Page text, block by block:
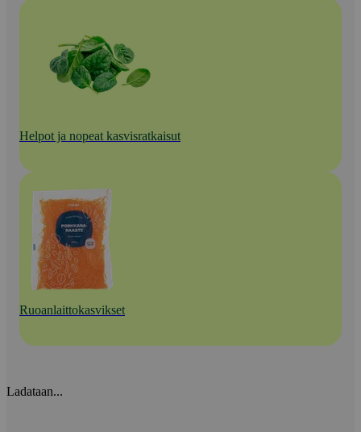
Helpot ja nopeat kasvisratkaisut
Ruoanlaittokasvikset
Ladataan...